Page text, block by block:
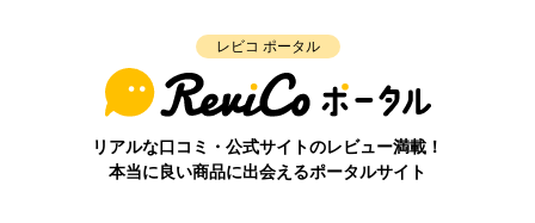
レビコ ポータル
リアルな口コミ・公式サイトのレビュー満載！
本当に良い商品に出会えるポータルサイト